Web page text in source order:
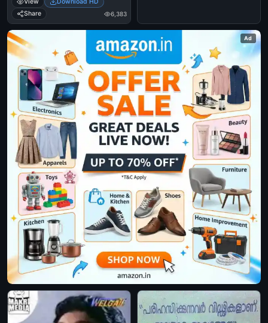
Thilakan - Manichithrathazhu
View
Download HD
Share
6,383
Ad